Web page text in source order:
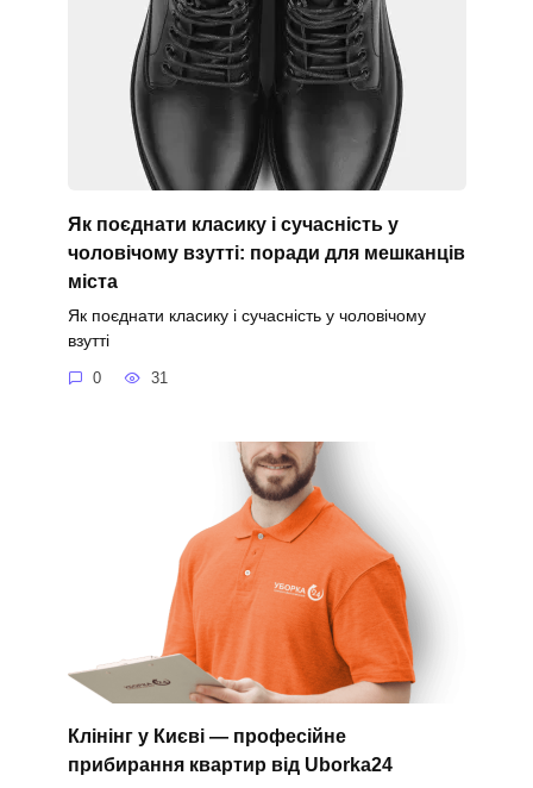
Як поєднати класику і сучасність у
чоловічому взутті: поради для мешканців
міста
Як поєднати класику і сучасність у чоловічому
взутті
0 31
Клінінг у Києві — професійне
прибирання квартир від Uborka24